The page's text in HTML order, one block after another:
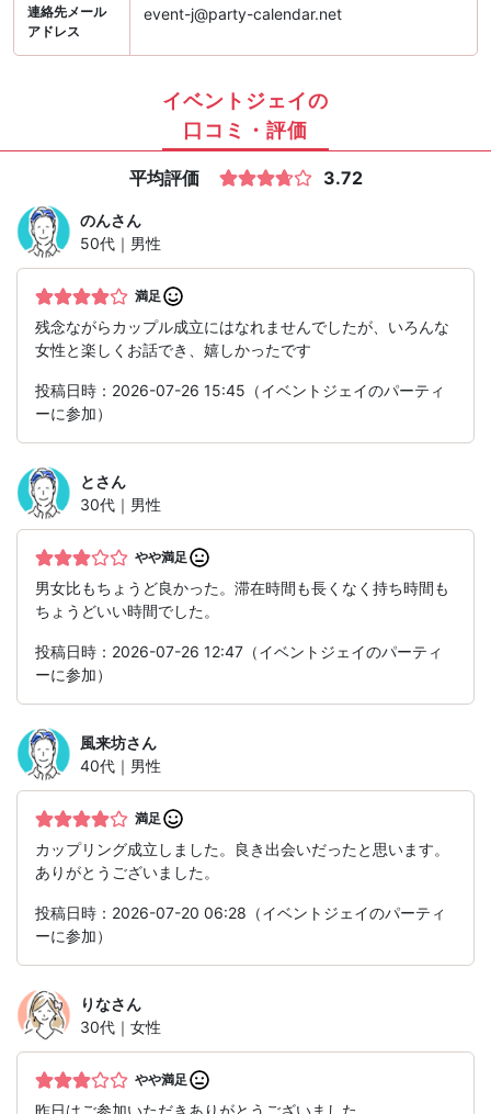
連絡先メール
アドレス
event-j@party-calendar.net
イベントジェイの
口コミ・評価
平均評価 3.72
のんさん
50代｜男性
満足
残念ながらカップル成立にはなれませんでしたが、いろんな
女性と楽しくお話でき、嬉しかったです
投稿日時：2026-07-26 15:45（イベントジェイのパーティ
ーに参加）
とさん
30代｜男性
やや満足
男女比もちょうど良かった。滞在時間も長くなく持ち時間も
ちょうどいい時間でした。
投稿日時：2026-07-26 12:47（イベントジェイのパーティ
ーに参加）
風来坊さん
40代｜男性
満足
カップリング成立しました。良き出会いだったと思います。
ありがとうございました。
投稿日時：2026-07-20 06:28（イベントジェイのパーティ
ーに参加）
りなさん
30代｜女性
やや満足